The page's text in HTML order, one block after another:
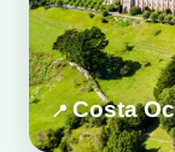
Costa